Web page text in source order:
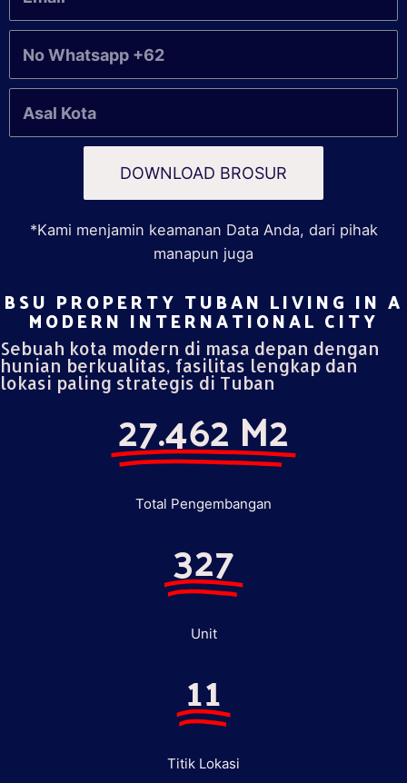
DOWNLOAD BROSUR
*Kami menjamin keamanan Data Anda, dari pihak
manapun juga
BSU PROPERTY TUBAN LIVING IN A
MODERN INTERNATIONAL CITY​
Sebuah kota modern di masa depan dengan
hunian berkualitas, fasilitas lengkap dan
lokasi paling strategis di Tuban
27.462 M2
Total Pengembangan
327
Unit
11
Titik Lokasi